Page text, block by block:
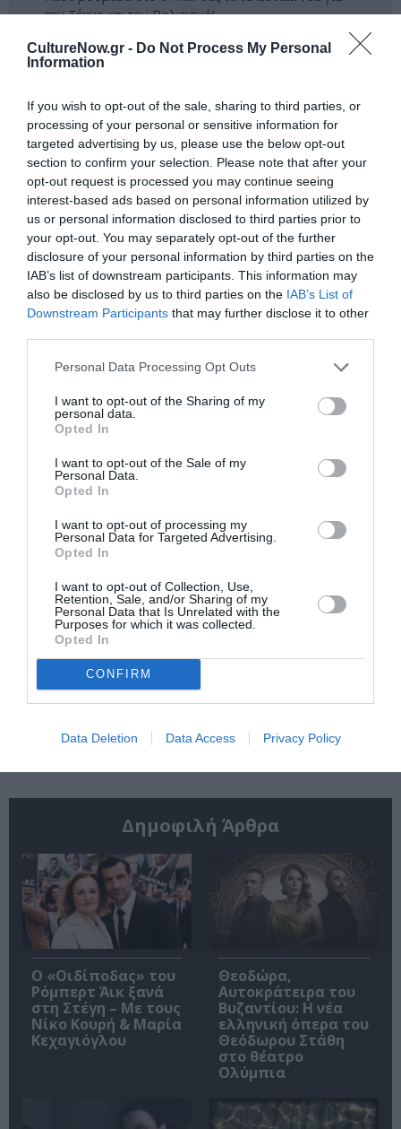
CultureNow.gr - Do Not Process My Personal
Information
If you wish to opt-out of the sale, sharing to third parties, or
processing of your personal or sensitive information for
targeted advertising by us, please use the below opt-out
section to confirm your selection. Please note that after your
opt-out request is processed you may continue seeing
interest-based ads based on personal information utilized by
us or personal information disclosed to third parties prior to
your opt-out. You may separately opt-out of the further
disclosure of your personal information by third parties on the
IAB’s list of downstream participants. This information may
also be disclosed by us to third parties on the IAB’s List of
Downstream Participants that may further disclose it to other
Personal Data Processing Opt Outs
I want to opt-out of the Sharing of my
personal data.
Opted In
I want to opt-out of the Sale of my
Personal Data.
Opted In
I want to opt-out of processing my
Personal Data for Targeted Advertising.
Opted In
I want to opt-out of Collection, Use,
Retention, Sale, and/or Sharing of my
Personal Data that Is Unrelated with the
Purposes for which it was collected.
Opted In
CONFIRM
Data Deletion Data Access Privacy Policy
την Τέχνη και τον Πολιτισμό!
Ακολουθήστε το Culturenow.gr
Σχετικά Άρθρα
Βουνά και Ποτάμια:
Πνευματική
Πατρίδα»:
στο Διαχρονικό
Μουσείο Αίγινας
τον φακό του
Νικόλαου Τομπάζη:
Ηλία Ηλιόπουλου
Σαρωνίς Βατικιώτη
Γκάτσου –
Διαφάνειες Ζωής:
Έκθεση στο Katheti
Summer 2026
Απόστολος
«Κλεμμένος
έκθεση στην Πάτμο
Δημοφιλή Άρθρα
O «Οιδίποδας» του
Ρόμπερτ Άικ ξανά
στη Στέγη – Με τους
Νίκο Κουρή & Μαρία
Κεχαγιόγλου
Θεοδώρα,
Αυτοκράτειρα του
Βυζαντίου: Η νέα
ελληνική όπερα του
Θεόδωρου Στάθη
στο θέατρο
Ολύμπια